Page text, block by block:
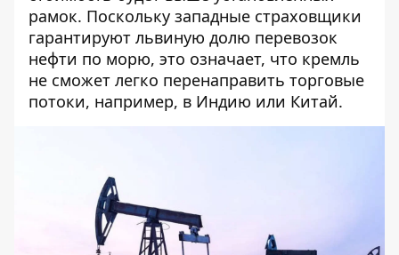
рамок. Поскольку западные страховщики
гарантируют львиную долю перевозок
нефти по морю, это означает, что кремль
не сможет легко перенаправить торговые
потоки, например, в Индию или Китай.